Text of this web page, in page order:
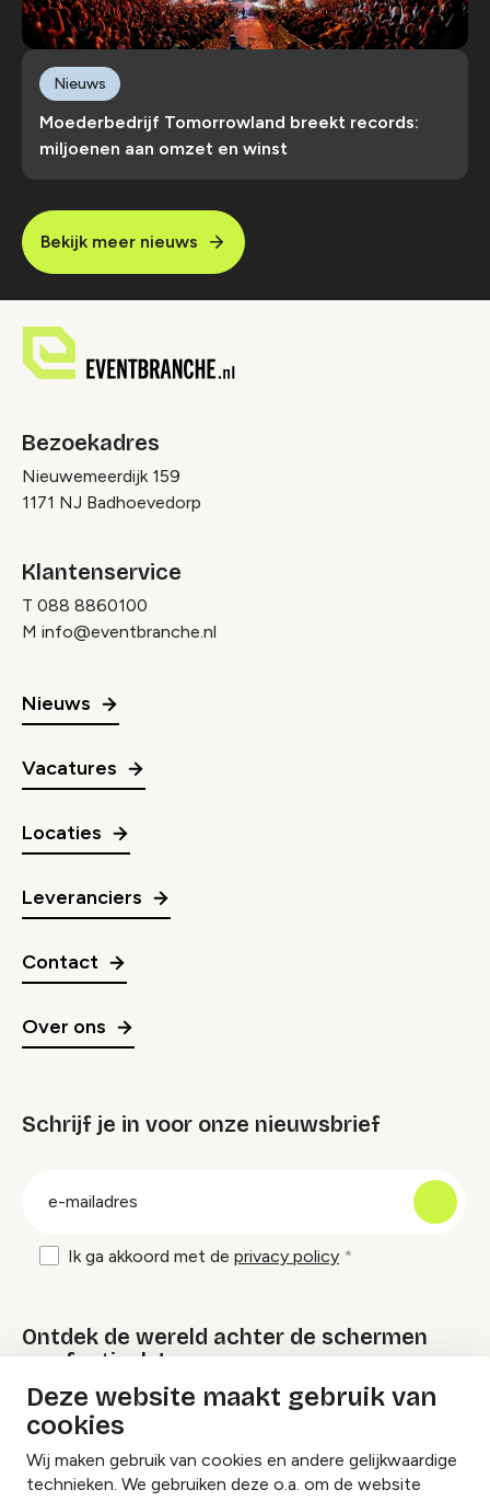
Deze website maakt gebruik van
cookies
Wij maken gebruik van cookies en andere gelijkwaardige
technieken. We gebruiken deze o.a. om de website
Moederbedrijf Tomorrowland breekt records:
miljoenen aan omzet en winst
Nieuws
Bekijk meer nieuws
Bezoekadres
Nieuwemeerdijk 159
1171 NJ Badhoevedorp
Klantenservice
T 088 8860100
M info@eventbranche.nl
Nieuws
Vacatures
Locaties
Leveranciers
Contact
Over ons
Schrijf je in voor onze nieuwsbrief
Ik ga akkoord met de privacy policy
Ontdek de wereld achter de schermen
van festivals!
Lees onze Festival Specials